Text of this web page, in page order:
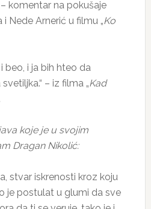
komentar na pokušaje
Nede Arnerić u filmu „Ko
beo, i ja bih hteo da
– iz filma „Kad
koje je u svojim
Dragan Nikolić:
stvar iskrenosti kroz koju
je postulat u glumi da sve